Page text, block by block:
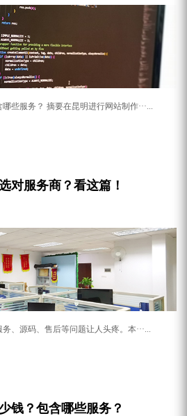
些服务？ 摘要在昆明进行网站制作···...
对服务商？看这篇！
、源码、售后等问题让人头疼。本···...
钱？包含哪些服务？